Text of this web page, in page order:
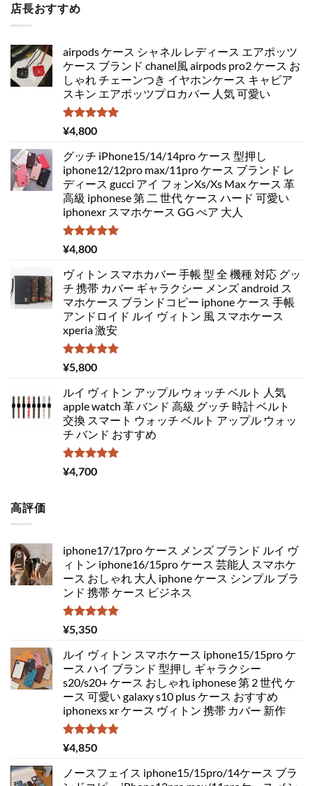
店長おすすめ
airpods ケース シャネル レディース エアポッツ
ケース ブランド chanel風 airpods pro2 ケース お
しゃれ チェーンつき イヤホンケース キャビア
スキン エアポッツプロカバー 人気 可愛い
5段階中
5.00
¥4,800
グッチ iPhone15/14/14pro ケース 型押し
iphone12/12pro max/11pro ケース ブランド レ
ディース gucci アイ フォンXs/Xs Max ケース 革
高級 iphonese 第 二 世代 ケース ハード 可愛い
iphonexr スマホケース GG ぺア 大人
5段階中
5.00
¥4,800
ヴィトン スマホカバー 手帳 型 全 機種 対応 グッ
チ 携帯 カバー ギャラクシー メンズ android ス
マホケース ブランドコピー iphone ケース 手帳
アンドロイド ルイ ヴィトン 風 スマホケース
xperia 激安
5段階中
5.00
¥5,800
ルイ ヴィトン アップル ウォッチ ベルト 人気
apple watch 革 バンド 高級 グッチ 時計 ベルト
交換 スマート ウォッチ ベルト アップル ウォッ
チ バンド おすすめ
5段階中
5.00
¥4,700
高評価
iphone17/17pro ケース メンズ ブランド ルイ ヴ
ィトン iphone16/15pro ケース 芸能人 スマホケ
ース おしゃれ 大人 iphone ケース シンプル ブラ
ンド 携帯 ケース ビジネス
5段階中
5.00
¥5,350
ルイ ヴィトン スマホケース iphone15/15pro ケ
ース ハイ ブランド 型押し ギャラクシー
s20/s20+ ケース おしゃれ iphonese 第 2 世代 ケ
ース 可愛い galaxy s10 plus ケース おすすめ
iphonexs xr ケース ヴィトン 携帯 カバー 新作
5段階中
5.00
¥4,850
ノースフェイス iphone15/15pro/14ケース ブラ